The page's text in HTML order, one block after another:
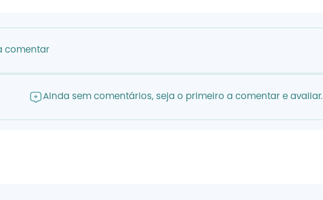
comentar
Ainda sem comentários, seja o primeiro a comentar e avaliar.